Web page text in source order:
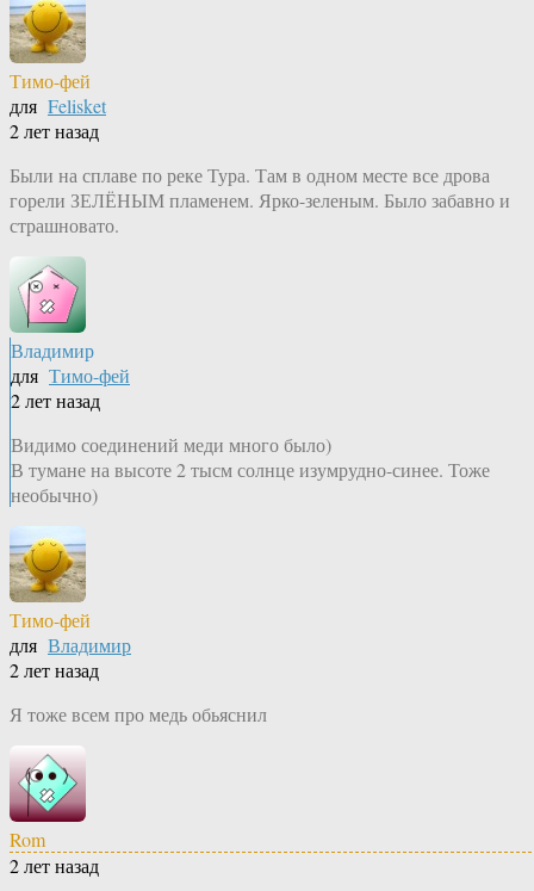
Тимо-фей
для Felisket
2 лет назад
Были на сплаве по реке Тура. Там в одном месте все дрова
горели ЗЕЛЁНЫМ пламенем. Ярко-зеленым. Было забавно и
страшновато.
Владимир
для Тимо-фей
2 лет назад
Видимо соединений меди много было)
В тумане на высоте 2 тысм солнце изумрудно-синее. Тоже
необычно)
Тимо-фей
для Владимир
2 лет назад
Я тоже всем про медь обьяснил
Rom
2 лет назад